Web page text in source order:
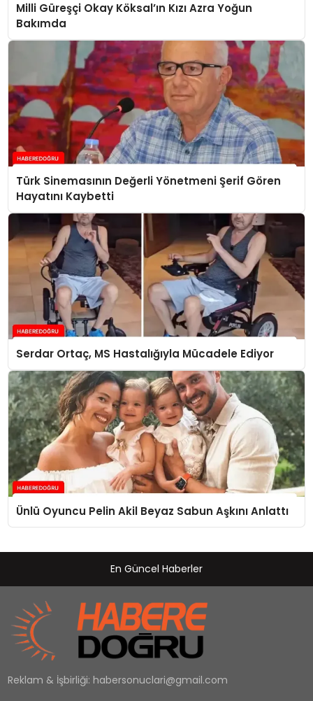
Milli Güreşçi Okay Köksal’ın Kızı Azra Yoğun
Bakımda
Türk Sinemasının Değerli Yönetmeni Şerif Gören
Hayatını Kaybetti
Serdar Ortaç, MS Hastalığıyla Mücadele Ediyor
Ünlü Oyuncu Pelin Akil Beyaz Sabun Aşkını Anlattı
En Güncel Haberler
Reklam & İşbirliği: habersonuclari@gmail.com